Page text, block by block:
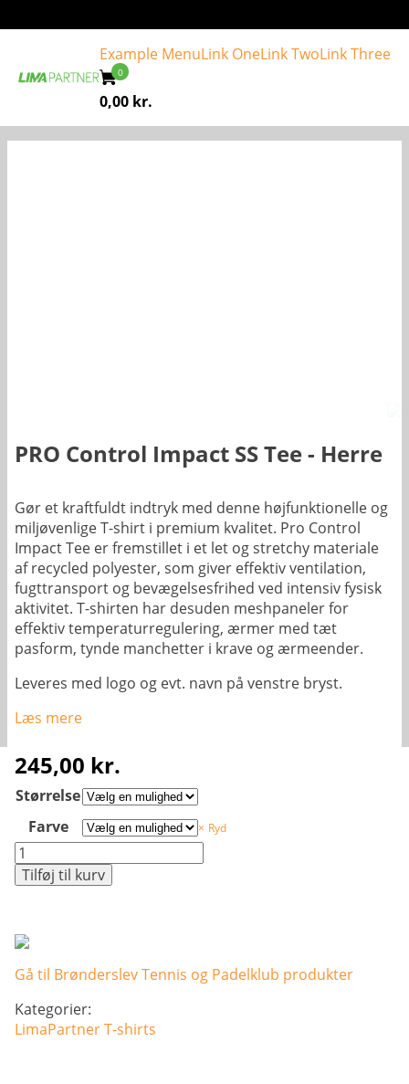
Example MenuLink OneLink TwoLink Three
0,00 kr.
PRO Control Impact SS Tee - Herre
Gør et kraftfuldt indtryk med denne højfunktionelle og
miljøvenlige T-shirt i premium kvalitet. Pro Control
Impact Tee er fremstillet i et let og stretchy materiale
af recycled polyester, som giver effektiv ventilation,
fugttransport og bevægelsesfrihed ved intensiv fysisk
aktivitet. T-shirten har desuden meshpaneler for
effektiv temperaturregulering, ærmer med tæt
pasform, tynde manchetter i krave og ærmeender.
Leveres med logo og evt. navn på venstre bryst.
Læs mere
245,00 kr.
Størrelse
Farve
Ryd
PRO
Control
Impact
Tee
-
Herre
Tilføj til kurv
Gå til Brønderslev Tennis og Padelklub produkter
Kategorier:
LimaPartnerT-shirts